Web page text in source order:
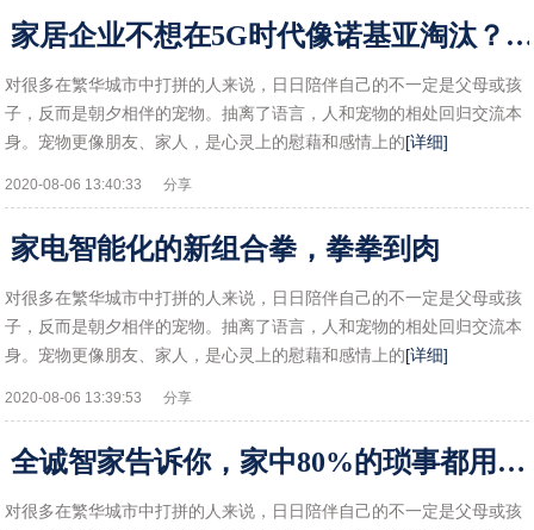
家居企业不想在5G时代像诺基亚淘汰？除了技术，还需理清一个观念
对很多在繁华城市中打拼的人来说，日日陪伴自己的不一定是父母或孩
子，反而是朝夕相伴的宠物。抽离了语言，人和宠物的相处回归交流本
身。宠物更像朋友、家人，是心灵上的慰藉和感情上的[详细]
2020-08-06 13:40:33 分享
家电智能化的新组合拳，拳拳到肉
对很多在繁华城市中打拼的人来说，日日陪伴自己的不一定是父母或孩
子，反而是朝夕相伴的宠物。抽离了语言，人和宠物的相处回归交流本
身。宠物更像朋友、家人，是心灵上的慰藉和感情上的[详细]
2020-08-06 13:39:53 分享
全诚智家告诉你，家中80%的琐事都用智能解决
对很多在繁华城市中打拼的人来说，日日陪伴自己的不一定是父母或孩